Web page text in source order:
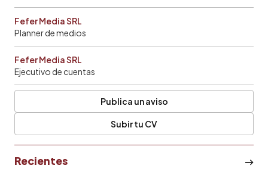
Fefer Media SRL
Planner de medios
Fefer Media SRL
Ejecutivo de cuentas
Publica un aviso
Subir tu CV
Recientes